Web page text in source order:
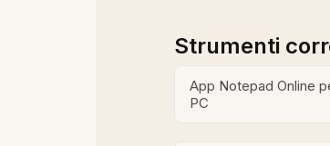
Strumenti
App Notepad Online
PC